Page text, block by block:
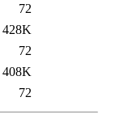
72
428K
72
408K
72